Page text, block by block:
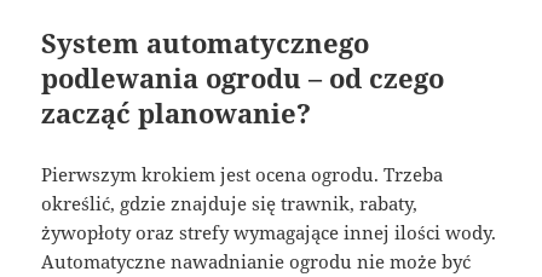
System automatycznego
podlewania ogrodu – od czego
zacząć planowanie?
Pierwszym krokiem jest ocena ogrodu. Trzeba
określić, gdzie znajduje się trawnik, rabaty,
żywopłoty oraz strefy wymagające innej ilości wody.
Automatyczne nawadnianie ogrodu nie może być